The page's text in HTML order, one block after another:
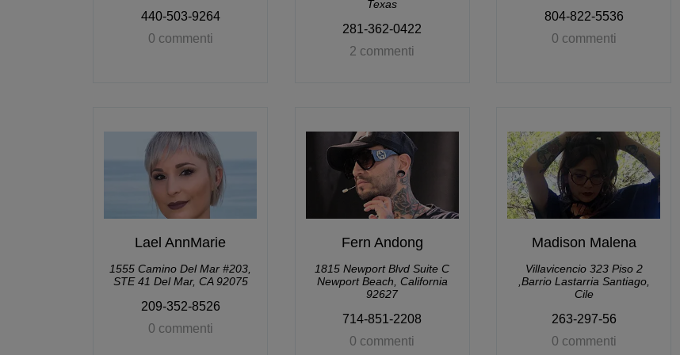
440-503-9264
0 commenti
Texas
281-362-0422
2 commenti
804-822-5536
0 commenti
Lael AnnMarie
1555 Camino Del Mar #203,
STE 41 Del Mar, CA 92075
209-352-8526
0 commenti
Fern Andong
1815 Newport Blvd Suite C
Newport Beach, California
92627
714-851-2208
0 commenti
Madison Malena
Villavicencio 323 Piso 2
,Barrio Lastarria Santiago,
Cile
263-297-56
0 commenti